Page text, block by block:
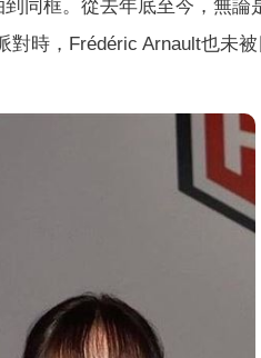
同框。從去年底至今，無論
對時，Frédéric Arnault也未